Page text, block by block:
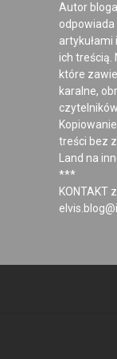
Autor
ich treścią.
które
karalne,
treści bez
Land na
***
KONTAKT